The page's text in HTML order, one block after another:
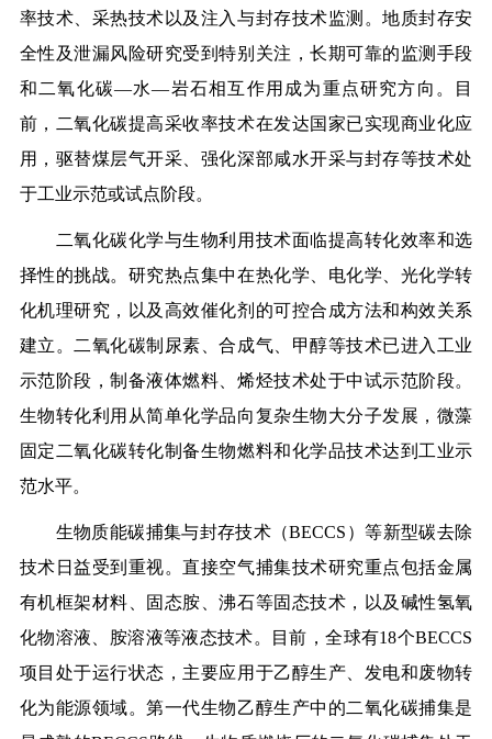
率技术、采热技术以及注入与封存技术监测。地质封存安
全性及泄漏风险研究受到特别关注，长期可靠的监测手段
和二氧化碳—水—岩石相互作用成为重点研究方向。目
前，二氧化碳提高采收率技术在发达国家已实现商业化应
用，驱替煤层气开采、强化深部咸水开采与封存等技术处
于工业示范或试点阶段。
二氧化碳化学与生物利用技术面临提高转化效率和选
择性的挑战。研究热点集中在热化学、电化学、光化学转
化机理研究，以及高效催化剂的可控合成方法和构效关系
建立。二氧化碳制尿素、合成气、甲醇等技术已进入工业
示范阶段，制备液体燃料、烯烃技术处于中试示范阶段。
生物转化利用从简单化学品向复杂生物大分子发展，微藻
固定二氧化碳转化制备生物燃料和化学品技术达到工业示
范水平。
生物质能碳捕集与封存技术（BECCS）等新型碳去除
技术日益受到重视。直接空气捕集技术研究重点包括金属
有机框架材料、固态胺、沸石等固态技术，以及碱性氢氧
化物溶液、胺溶液等液态技术。目前，全球有18个BECCS
项目处于运行状态，主要应用于乙醇生产、发电和废物转
化为能源领域。第一代生物乙醇生产中的二氧化碳捕集是